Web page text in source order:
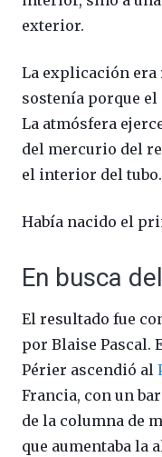
exterior.
La explicación
sostenía porque el
La atmósfera
del mercurio del
el interior del tubo.
Había nacido el
En busca
El resultado fue
por Blaise Pascal.
Périer ascendió al
Francia, con un
de la columna de
que aumentaba la